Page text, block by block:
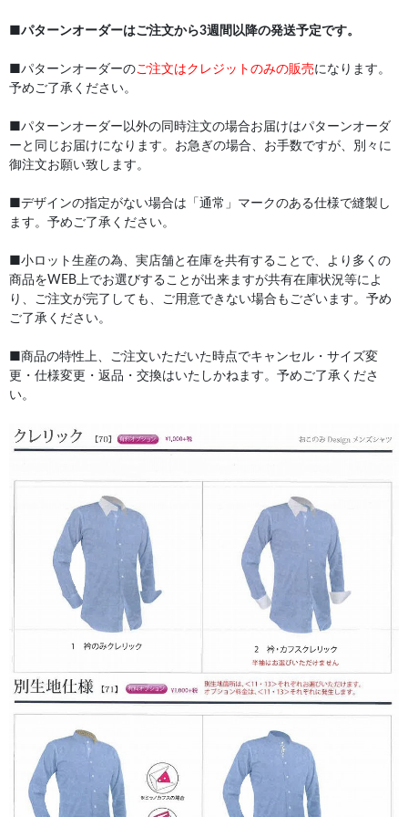
パターンオーダーはご注文から3週間以降の発送予定です。
■パターンオーダーのご注文はクレジットのみの販売になります。
予めご了承ください。
■パターンオーダー以外の同時注文の場合お届けはパターンオーダ
ーと同じお届けになります。お急ぎの場合、お手数ですが、別々に
御注文お願い致します。
■デザインの指定がない場合は「通常」マークのある仕様で縫製し
ます。予めご了承ください。
■小ロット生産の為、実店舗と在庫を共有することで、より多くの
商品をWEB上でお選びすることが出来ますが共有在庫状況等によ
り、ご注文が完了しても、ご用意できない場合もございます。予め
ご了承ください。
■商品の特性上、ご注文いただいた時点でキャンセル・サイズ変
更・仕様変更・返品・交換はいたしかねます。予めご了承くださ
い。